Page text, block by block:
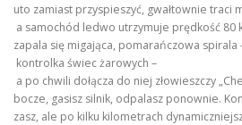
uto zamiast przyspieszyć, gwałtownie traci
a samochód ledwo utrzymuje prędkość 80
zapala się migająca, pomarańczowa spirala
kontrolka świec żarowych –
a po chwili dołącza do niej złowieszczy
bocze, gasisz silnik, odpalasz ponownie.
zasz, ale po kilku kilometrach